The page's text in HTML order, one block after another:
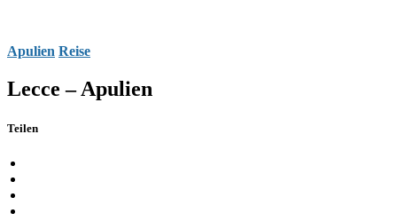
Apulien Reise
Lecce – Apulien
Teilen